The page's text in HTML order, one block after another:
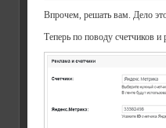
Впрочем, решать вам. Дело
Теперь по поводу счетчиков и